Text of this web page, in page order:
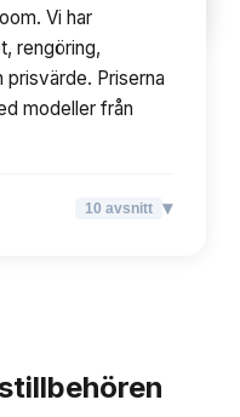
Vi har
rengöring,
Priserna
modeller från
10 avsnitt ▾